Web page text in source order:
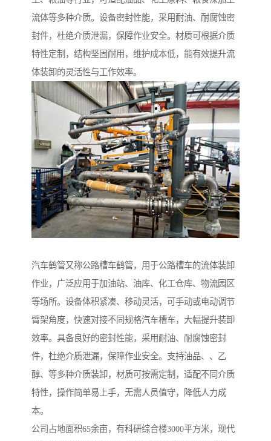
流体等多种介质。设备密封性能，采用耐油、耐腐蚀密
封件，杜绝介质泄漏，保障作业安全。材质可根据介质
特性定制，结构坚固耐用，维护成本低，能有效提升流
体装卸的灵活性与工作效率。
汽车鹤管又称公路槽车鹤管，用于公路槽车的流体装卸
作业，广泛应用于加油站、油库、化工仓库、物流园区
等场所。设备体积紧凑、移动灵活，可手动或电动调节
臂架角度，快速对接不同规格汽车槽车，大幅提升装卸
效率。具备良好的密封性能，采用耐油、耐腐蚀密封
件，杜绝介质泄漏，保障作业安全。支持油品、、乙
醇、等多种介质装卸，材质可按需定制，适配不同介质
特性，操作简单易上手，无需人员值守，降低人力成
本。
公司占地面积65余亩，有科研综合楼3000平方米，现代